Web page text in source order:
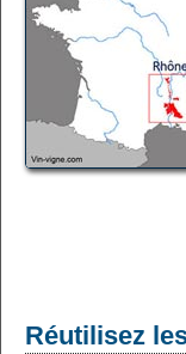
Réutilisez